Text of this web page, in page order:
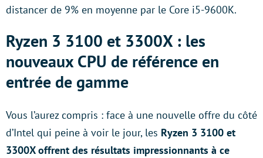
distancer de 9% en moyenne par le Core i5-9600K.
Ryzen 3 3100 et 3300X : les
nouveaux CPU de référence en
entrée de gamme
Vous l’aurez compris : face à une nouvelle offre du côté
d’Intel qui peine à voir le jour, les Ryzen 3 3100 et
3300X offrent des résultats impressionnants à ce